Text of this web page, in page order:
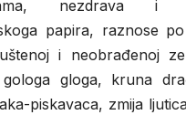
nezdrava i
papira, raznose
i neobrađenoj
gloga, kruna
piskavaca, zmija